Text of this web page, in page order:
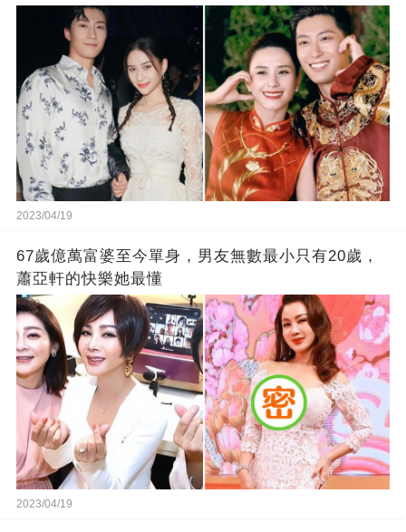
2023/04/19
67歲億萬富婆至今單身，男友無數最小只有20歲，
蕭亞軒的快樂她最懂
2023/04/19